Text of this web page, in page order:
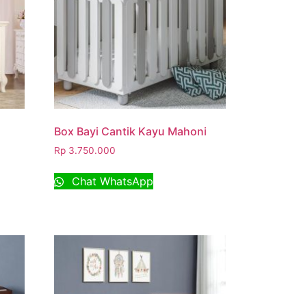
Box Bayi Cantik Kayu Mahoni
Rp 3.750.000
Chat WhatsApp